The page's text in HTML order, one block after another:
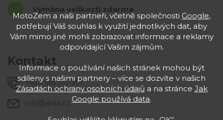
Výměna velikostí zdarma
Kontakt
+420 555 333 957
info@anila.cz
MotoZem a naši partneři, včetně společnosti Google,
potřebují Váš souhlas k využití jednotlivých dat, aby
Vám mimo jiné mohli zobrazovat informace a reklamy
odpovídající Vašim zájmům.
Informace o používání našich stránek mohou být
sdíleny s našimi partnery – více se dozvíte v našich
Zásadách ochrany osobních údajů a na stránce Jak
Google používá data.